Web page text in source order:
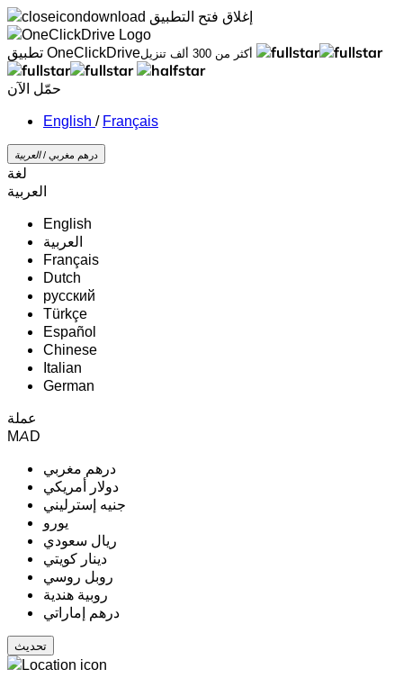
إغلاق فتح التطبيق
تطبيق OneClickDrive
أكثر من 300 ألف تنزيل
حمّل الآن
/ Français
درهم مغربي /‏العربية‏
لغة
‏العربية‏
English
‏العربية‏
Français
Dutch
русский
Türkçe
Español
Chinese
Italian
German
عملة
MAD
درهم مغربي
دولار أمريكي
جنيه إسترليني
يورو
ريال سعودي
دينار كويتي
روبل روسي
روبية هندية
درهم إماراتي